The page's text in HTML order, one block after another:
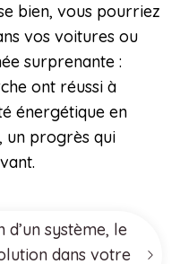
bien, vous pourriez
vos voitures ou
surprenante :
ont réussi à
énergétique en
un progrès qui
d’un système, le
dans votre